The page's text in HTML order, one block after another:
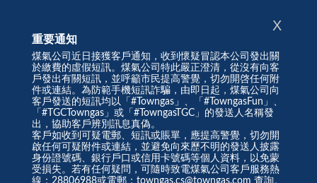
重要通知
煤氣公司近日接獲客戶通知，收到懷疑冒認本公司發出關
於繳費的虛假短訊。煤氣公司特此嚴正澄清，從沒有向客
戶發出有關短訊，並呼籲市民提高警覺，切勿開啓任何附
件或連結。為防範手機短訊詐騙，由即日起，煤氣公司向
客戶發送的短訊均以「#Towngas」、「#TowngasFun」、
「#TGCTowngas」或「#TowngasTGC」的發送人名稱發
出，協助客戶辨別訊息真偽。
客戶如收到可疑電郵、短訊或賬單，應提高警覺，切勿開
啟任何可疑附件或連結，並避免向來歷不明的發送人披露
身份證號碼、銀行戶口或信用卡號碼等個人資料，以免蒙
受損失。若有任何疑問，可隨時致電煤氣公司客戶服務熱
線：28806988或電郵：towngas.cs@towngas.com 查詢。
X